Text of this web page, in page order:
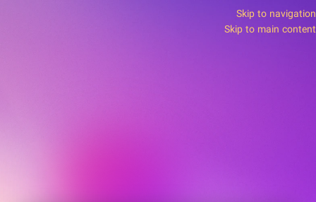
Skip to navigation
Skip to main content